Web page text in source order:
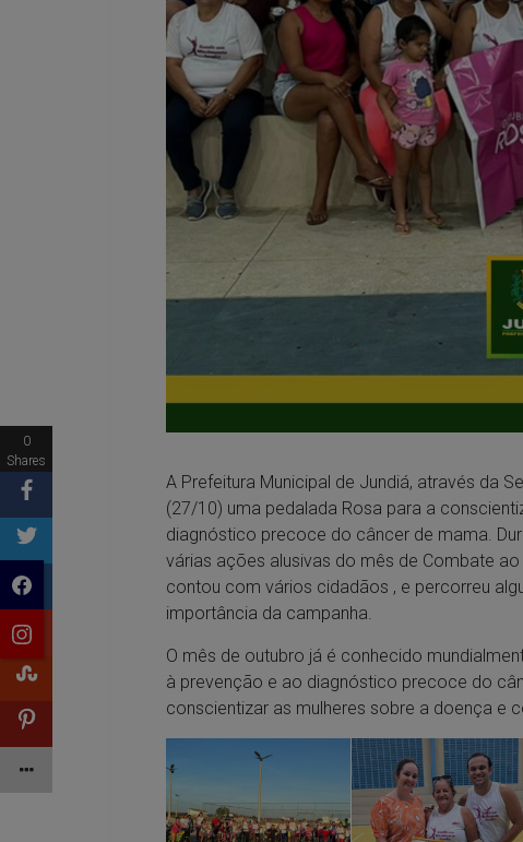
A Prefeitura Municipal de Jundiá, através da
(27/10) uma pedalada Rosa para a
diagnóstico precoce do câncer de mama.
várias ações alusivas do mês de Combate
contou com vários cidadãos , e percorreu
importância da campanha.
O mês de outubro já é conhecido
à prevenção e ao diagnóstico precoce do
conscientizar as mulheres sobre a doença e
0
Shares